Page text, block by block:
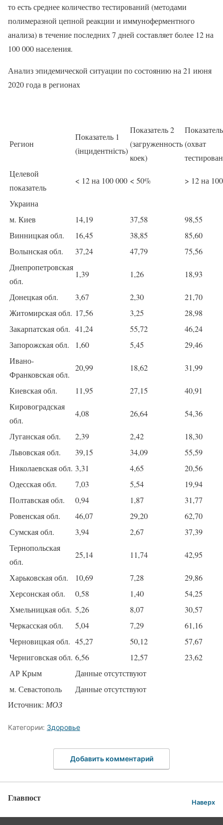
то есть среднее количество тестирований (методами
полимеразной цепной реакции и иммуноферментного
анализа) в течение последних 7 дней составляет более 12 на
100 000 населения.
Анализ эпидемической ситуации по состоянию на 21 июня
2020 года в регионах
Регион
Показатель 1
(інцидентність)
Показатель 2
(загруженность
коек)
(охват
Целевой
показатель
< 12 на 100 000 < 50% > 12 на
Украина
м. Киев
14,19 37,58
98,55
Винницкая обл.
16,45 38,85
85,60
Волынская обл.
37,24 47,79
75,56
Днепропетровская
обл.
1,39 1,26 18,93
Донецкая обл. 3,67 2,30
21,70
Житомирская обл. 17,56 3,25
28,98
Закарпатская обл. 41,24 55,72
46,24
Запорожская обл.
1,60 5,45
29,46
Ивано-
Франковская обл.
20,99 18,62 31,99
Киевская обл. 11,95 27,15
40,91
Кировоградская
обл.
4,08 26,64 54,36
Луганская обл. 2,39 2,42
18,30
Львовская обл.
39,15 34,09
55,59
Николаевская обл. 3,31 4,65
20,56
Одесская обл.
7,03 5,54
19,94
Полтавская обл.
0,94 1,87
31,77
Ровенская обл.
46,07 29,20
62,70
Сумская обл.
3,94 2,67
37,39
Тернопольская
обл.
25,14 11,74 42,95
Харьковская обл. 10,69 7,28
29,86
Херсонская обл.
0,58 1,40
54,25
Хмельницкая обл. 5,26 8,07
30,57
Черкасская обл.
5,04 7,29
61,16
Черновицкая обл. 45,27 50,12
57,67
Черниговская обл. 6,56 12,57
23,62
АР Крым
Данные отсутствуют
м. Севастополь
Данные отсутствуют
Источник: МОЗ
Категории: Здоровье
Добавить комментарий
Главпост Наверх